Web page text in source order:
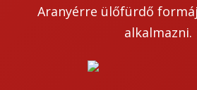
Aranyérre ülőfürdő
alkalmazni.